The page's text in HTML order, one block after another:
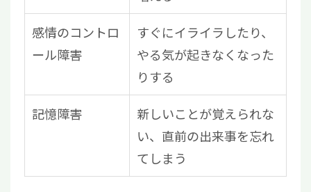
感情のコントロ
ール障害
すぐにイライラしたり、
やる気が起きなくなった
りする
記憶障害
新しいことが覚えられな
い、直前の出来事を忘れ
てしまう